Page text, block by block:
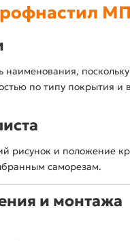
по типу покрытия
рисунок и положение
саморезам.
и монтажа